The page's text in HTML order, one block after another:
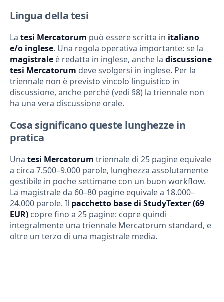
Lingua della tesi
La tesi Mercatorum può essere scritta in italiano
e/o inglese. Una regola operativa importante: se la
magistrale è redatta in inglese, anche la discussione
tesi Mercatorum deve svolgersi in inglese. Per la
triennale non è previsto vincolo linguistico in
discussione, anche perché (vedi §8) la triennale non
ha una vera discussione orale.
Cosa significano queste lunghezze in
pratica
Una tesi Mercatorum triennale di 25 pagine equivale
a circa 7.500–9.000 parole, lunghezza assolutamente
gestibile in poche settimane con un buon workflow.
La magistrale da 60–80 pagine equivale a 18.000–
24.000 parole. Il pacchetto base di StudyTexter (69
EUR) copre fino a 25 pagine: copre quindi
integralmente una triennale Mercatorum standard, e
oltre un terzo di una magistrale media.